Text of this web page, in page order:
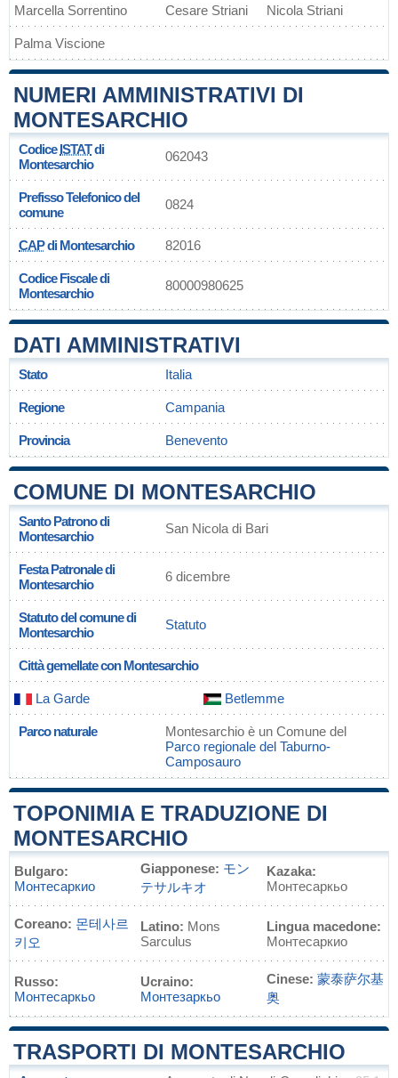
Marcella Sorrentino Cesare Striani Nicola Striani
Palma Viscione
NUMERI AMMINISTRATIVI DI
MONTESARCHIO
CodiceISTATdi
Montesarchio
062043
Prefisso Telefonico del
comune
0824
CAPdi Montesarchio 82016
Codice Fiscale di
Montesarchio
80000980625
DATI AMMINISTRATIVI
Stato Italia
Regione Campania
Provincia Benevento
COMUNE DI MONTESARCHIO
Santo Patrono di
Montesarchio
San Nicola di Bari
Festa Patronale di
Montesarchio
6 dicembre
Statuto del comune di
Montesarchio
Statuto
Città gemellate con Montesarchio
La Garde Betlemme
Parco naturale
Montesarchio è un Comune del
Parco regionale del Taburno-
Camposauro
TOPONIMIA E TRADUZIONE DI
MONTESARCHIO
Bulgaro:
Монтесаркио
Giapponese: モン
テサルキオ
Kazaka:
Монтесаркьо
Coreano: 몬테사르
키오
Latino: Mons
Sarculus
Lingua macedone:
Монтесаркио
Russo:
Монтесаркьо
Ucraino:
Монтезаркьо
Cinese: 蒙泰萨尔基
奥
TRASPORTI DI MONTESARCHIO